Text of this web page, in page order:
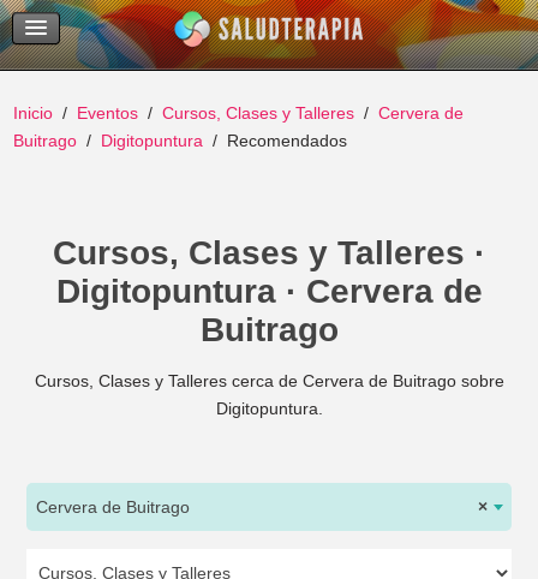
Temas Recientes
Buscar
Inicio Eventos Cursos, Clases y Talleres
Cervera de
Buitrago
Digitopuntura Recomendados
Cursos, Clases y Talleres ·
Digitopuntura · Cervera de
Buitrago
Cursos, Clases y Talleres cerca de Cervera de Buitrago sobre
Digitopuntura.
×
Cervera de Buitrago